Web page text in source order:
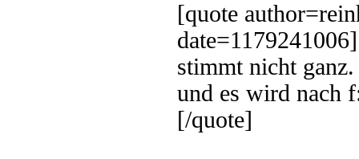
[quote
date=1179241006]
stimmt nicht
und es wird nach
[/quote]